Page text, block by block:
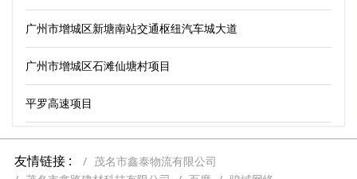
广州市增城区新塘南站交通枢纽汽车城大道
广州市增城区石滩仙塘村项目
平罗高速项目
友情链接 :
茂名市鑫泰物流有限公司